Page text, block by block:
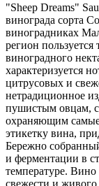
"Sheep Dreams"
винограда сорта
виноградниках
регион
виноградного
характеризуется
цитрусовых и
нетрадиционное
пушистым овцам,
охраняющим
этикетку вина,
Бережно
и ферментации в
температуре. Вино
свежести и живого